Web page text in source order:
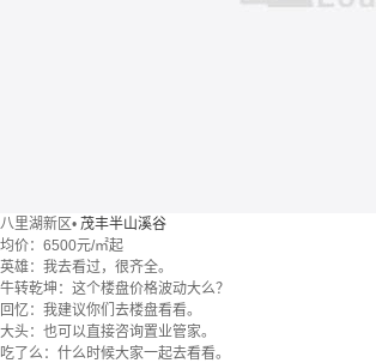
八里湖新区• 茂丰半山溪谷
均价： 6500元/㎡起
英雄：我去看过，很齐全。
牛转乾坤：这个楼盘价格波动大么？
回忆：我建议你们去楼盘看看。
大头：也可以直接咨询置业管家。
吃了么：什么时候大家一起去看看。